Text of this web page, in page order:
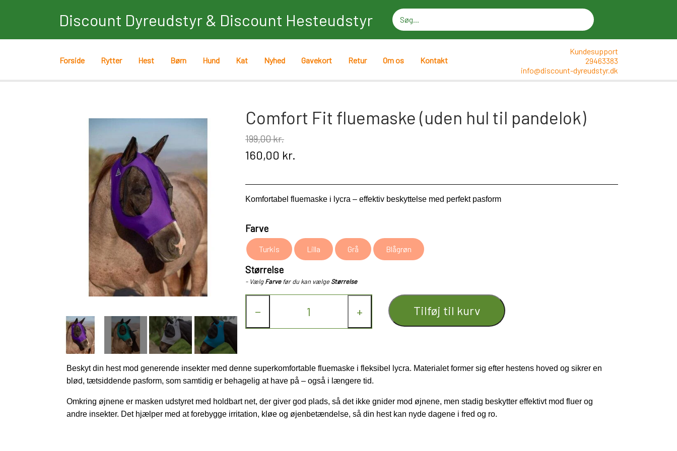
Discount Dyreudstyr & Discount Hesteudstyr
Forside Rytter Hest Børn Hund Kat Nyhed Gavekort Retur Om os Kontakt
Kundesupport
29463383
info@discount-dyreudstyr.dk
Comfort Fit fluemaske (uden hul til pandelok)
199,00 kr.
160,00 kr.
Komfortabel fluemaske i lycra – effektiv beskyttelse med perfekt pasform
Farve
Turkis Lilla Grå Blågrøn
Størrelse
- VælgFarvefør du kan vælge Størrelse
− + Tilføj til kurv
Beskyt din hest mod generende insekter med denne superkomfortable fluemaske i fleksibel lycra. Materialet former sig efter hestens hoved og sikrer en
blød, tætsiddende pasform, som samtidig er behagelig at have på – også i længere tid.
Omkring øjnene er masken udstyret med holdbart net, der giver god plads, så det ikke gnider mod øjnene, men stadig beskytter effektivt mod fluer og
andre insekter. Det hjælper med at forebygge irritation, kløe og øjenbetændelse, så din hest kan nyde dagene i fred og ro.